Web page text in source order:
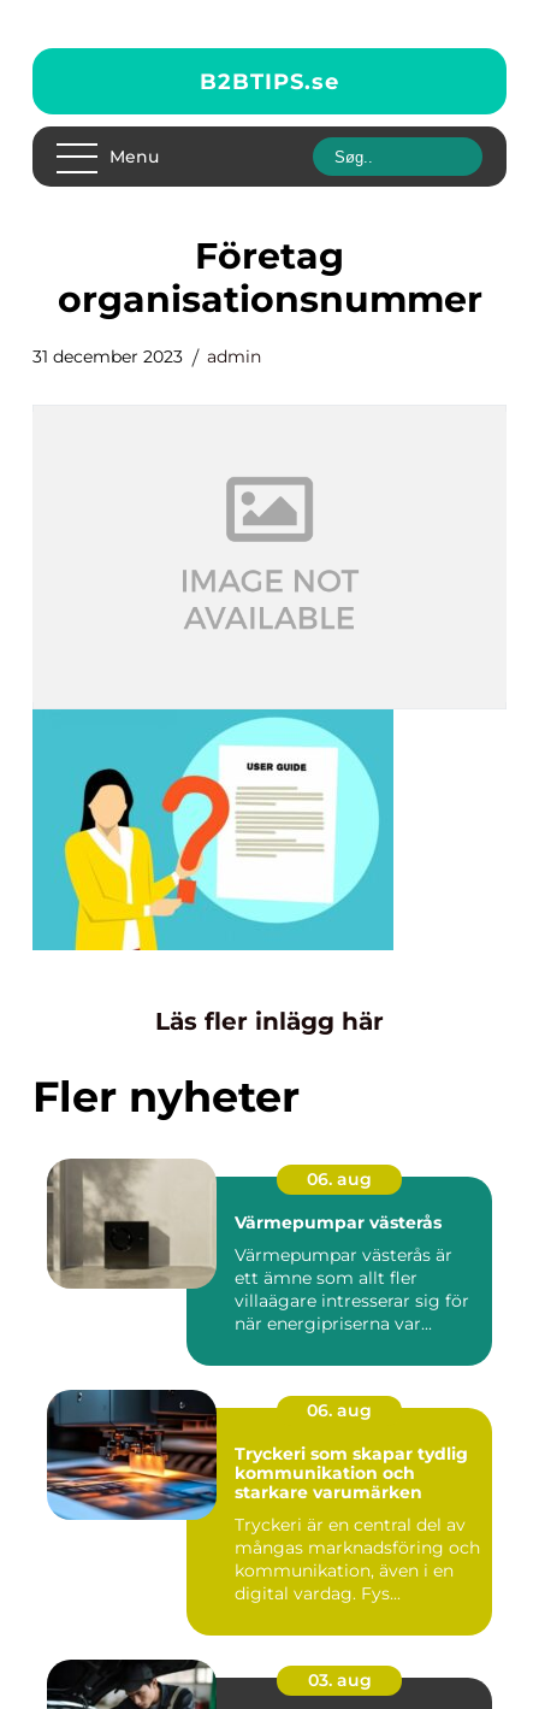
B2BTIPS.se
Menu
företag
organisationsnummer
31 december 2023 admin
Läs fler inlägg här
Fler nyheter
06. aug
Värmepumpar västerås
Värmepumpar västerås är
ett ämne som allt fler
villaägare intresserar sig för
när energipriserna var...
06. aug
Tryckeri som skapar tydlig
kommunikation och
starkare varumärken
Tryckeri är en central del av
mångas marknadsföring och
kommunikation, även i en
digital vardag. Fys...
03. aug